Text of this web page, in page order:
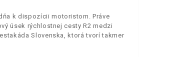
k dispozícii motoristom. Práve
úsek rýchlostnej cesty R2 medzi
Slovenska, ktorá tvorí takmer